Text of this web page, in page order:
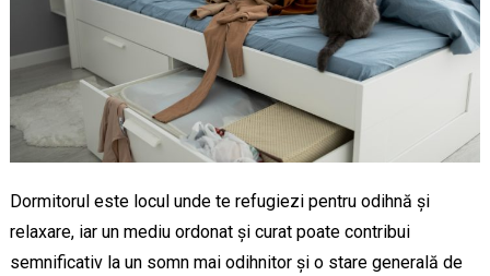
Dormitorul este locul unde te refugiezi pentru odihnă și
relaxare, iar un mediu ordonat și curat poate contribui
semnificativ la un somn mai odihnitor și o stare generală de